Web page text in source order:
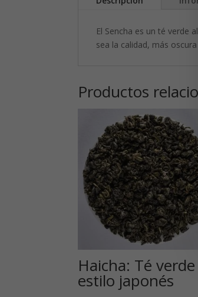
El Sencha es un té verde
sea la calidad, más
Productos
Haicha: Té verde
estilo japonés